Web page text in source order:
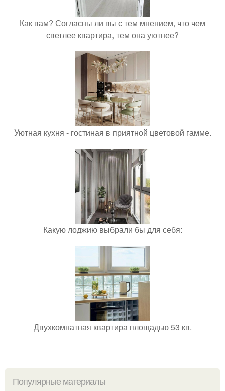
Как вам? Согласны ли вы с тем мнением, что чем
светлее квартира, тем она уютнее?
Уютная кухня - гостиная в приятной цветовой гамме.
Какую лоджию выбрали бы для себя:
Двухкомнатная квартира площадью 53 кв.
Популярные материалы